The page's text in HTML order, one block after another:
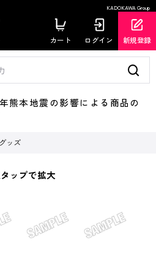
KADOKAWA Group
カート ログイン 新規登録
本地震の影響による商品の
グッズ
ップで拡大